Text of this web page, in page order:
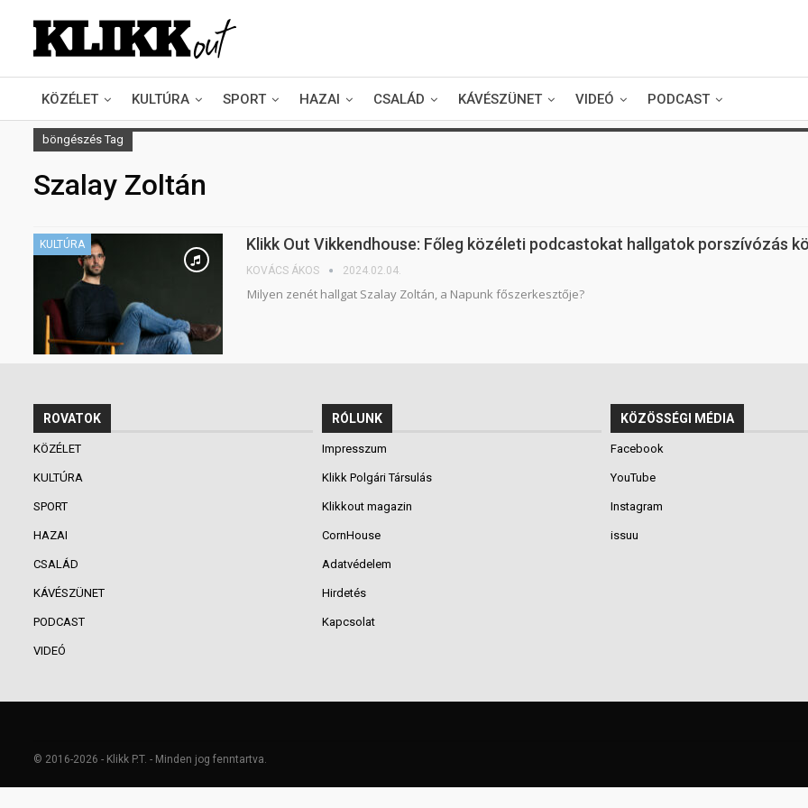
KÖZÉLET KULTÚRA SPORT HAZAI CSALÁD KÁVÉSZÜNET VIDEÓ PODCAST
böngészés Tag
Szalay Zoltán
KULTÚRA Klikk Out Vikkendhouse: Főleg közéleti podcastokat hallgatok porszívózás
KOVÁCS ÁKOS 2024.02.04.
Milyen zenét hallgat Szalay Zoltán, a Napunk főszerkesztője?
ROVATOK
KÖZÉLET
KULTÚRA
SPORT
HAZAI
CSALÁD
KÁVÉSZÜNET
PODCAST
VIDEÓ
RÓLUNK
Impresszum
Klikk Polgári Társulás
Klikkout magazin
CornHouse
Adatvédelem
Hirdetés
Kapcsolat
KÖZÖSSÉGI MÉDIA
Facebook
YouTube
Instagram
issuu
© 2016-2026 - Klikk P.T. - Minden jog fenntartva.